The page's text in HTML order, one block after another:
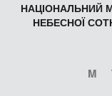
НАЦІОНАЛЬНИЙ
НЕБЕСНОЇ
M